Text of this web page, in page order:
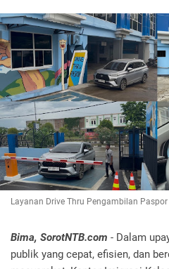
Layanan Drive Thru Pengambilan Paspor
Bima, SorotNTB.com - Dalam
publik yang cepat, efisien, dan